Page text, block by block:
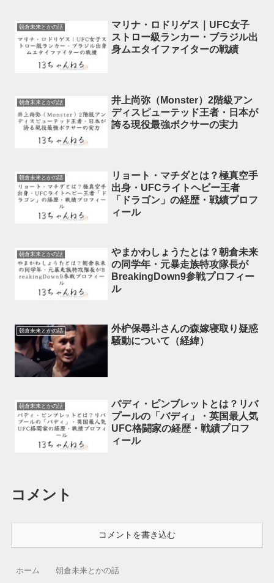
朝倉未来とかの話
マリナ・ロドリゲス｜UFC女子
ストロー級ランカー・ブラジル出
身ムエタイファイターの戦績
朝倉未来とかの話
井上尚弥（Monster）2階級アン
ディスピューテッド王者・日本が
誇る現役最強ボクサーの実力
朝倉未来とかの話
リョート・マチダとは？極真空手
出身・UFCライトヘビー王者
「ドラゴン」の経歴・戦績プロフ
ィール
朝倉未来とかの話
やまかわしょうたとは？朝倉未来
の同学年・元暴走族特攻隊長が
BreakingDown9参戦プロフィー
ル
朝倉未来とかの話
外枦保尋斗さんの森嫁寝取り疑惑
騒動について（経緯）
朝倉未来とかの話
パディ・ピンブレットとは？リバ
プールの「バディ」・英国最人気
UFC格闘家の経歴・戦績プロフ
ィール
コメント
コメントを書き込む
ホーム 朝倉未来とかの話